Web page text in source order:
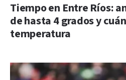
Tiempo en Entre Ríos:
de hasta 4 grados y
temperatura